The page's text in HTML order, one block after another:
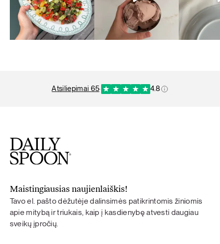
atsiliepimai 65· 4.8
Maistingiausias naujienlaiškis!
Tavo el. pašto dėžutėje dalinsimės patikrintomis žiniomis
apie mitybą ir triukais, kaip į kasdienybę atvesti daugiau
sveikų įpročių.